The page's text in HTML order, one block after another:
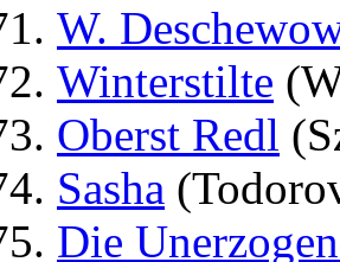
W.
Winterstilte
Oberst Redl
Sasha
Die